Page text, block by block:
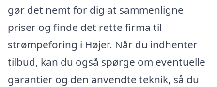
gør det nemt for dig at sammenligne
priser og finde det rette firma til
strømpeforing i Højer. Når du indhenter
tilbud, kan du også spørge om eventuelle
garantier og den anvendte teknik, så du